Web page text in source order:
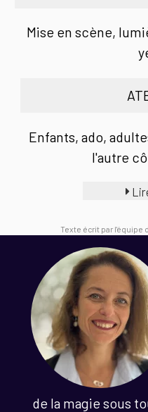
Mise en scène,
Enfants, ado,
l'autre
Texte écrit par l'équipe
de la magie sous